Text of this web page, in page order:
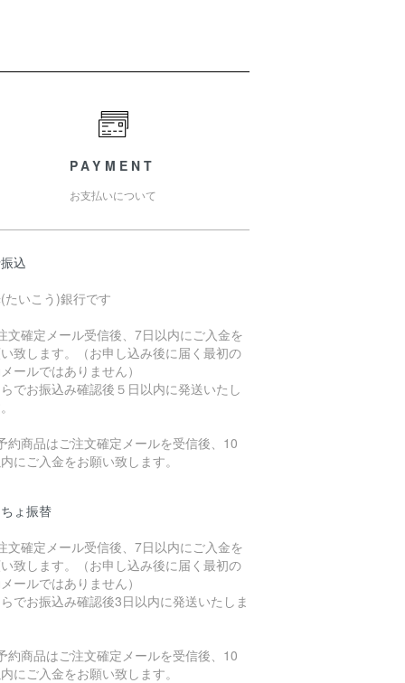
PAYMENT
お支払いについて
込
たいこう)銀行です
文確定メール受信後、7日以内にご入金を
致します。（お申し込み後に届く最初の
ールではありません）
でお振込み確認後５日以内に発送いたし
約商品はご注文確定メールを受信後、10
にご入金をお願い致します。
ょ振替
文確定メール受信後、7日以内にご入金を
致します。（お申し込み後に届く最初の
ールではありません）
でお振込み確認後3日以内に発送いたしま
約商品はご注文確定メールを受信後、10
にご入金をお願い致します。